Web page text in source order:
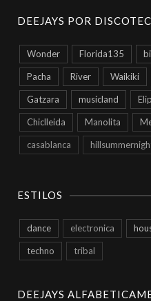
DEEJAYS POR
Wonder Florida135
Pacha River Waikiki
Gatzara musicland
Chiclleida Manolita
casablanca
ESTILOS
dance electronica
techno tribal
DEEJAYS